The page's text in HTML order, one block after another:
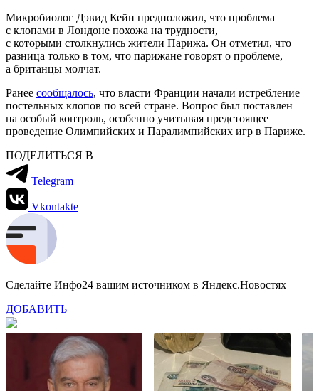
Микробиолог Дэвид Кейн предположил, что проблема
с клопами в Лондоне похожа на трудности,
с которыми столкнулись жители Парижа. Он отметил, что
разница только в том, что парижане говорят о проблеме,
а британцы молчат.
Ранее сообщалось, что власти Франции начали истребление
постельных клопов по всей стране. Вопрос был поставлен
на особый контроль, особенно учитывая предстоящее
проведение Олимпийских и Паралимпийских игр в Париже.
ПОДЕЛИТЬСЯ В
Telegram
Vkontakte
Сделайте Инфо24 вашим источником в Яндекс.Новостях
ДОБАВИТЬ